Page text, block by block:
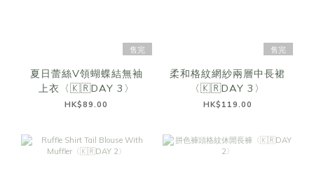
售完
夏日蕾絲V領蝴蝶結無袖
上衣〈🇰🇷DAY 3〉
HK$89.00
售完
柔和格紋網紗兩層中長裙
〈🇰🇷DAY 3〉
HK$119.00